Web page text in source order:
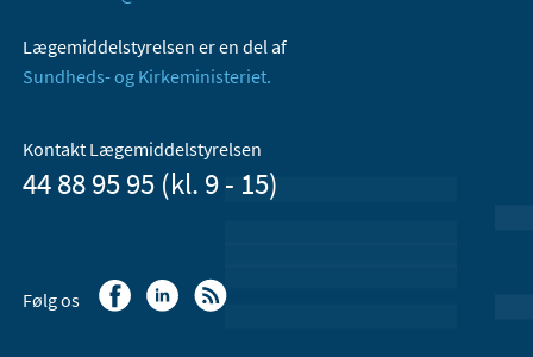
Lægemiddelstyrelsen er en del af
Sundheds- og Kirkeministeriet.
Kontakt Lægemiddelstyrelsen
44 88 95 95 (kl. 9 - 15)
Følg os